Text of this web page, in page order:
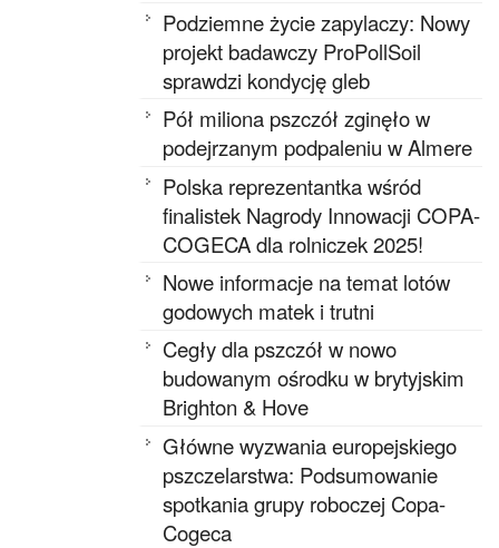
Podziemne życie zapylaczy: Nowy
projekt badawczy ProPollSoil
sprawdzi kondycję gleb
Pół miliona pszczół zginęło w
podejrzanym podpaleniu w Almere
Polska reprezentantka wśród
finalistek Nagrody Innowacji COPA-
COGECA dla rolniczek 2025!
Nowe informacje na temat lotów
godowych matek i trutni
Cegły dla pszczół w nowo
budowanym ośrodku w brytyjskim
Brighton & Hove
Główne wyzwania europejskiego
pszczelarstwa: Podsumowanie
spotkania grupy roboczej Copa-
Cogeca